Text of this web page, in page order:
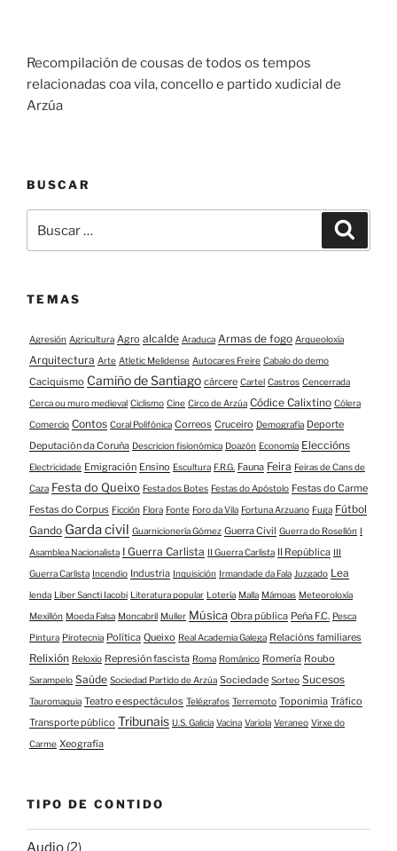
Recompilación de cousas de todos os tempos
relacionadas coa vila, concello e partido xudicial de
Arzúa
BUSCAR
TEMAS
Agresión Agricultura Agro alcalde Araduca Armas de fogo Arqueoloxía
Arquitectura Arte Atletic Melidense Autocares Freire Cabalo do demo
Caciquismo Camiño de Santiago cárcere Cartel Castros Cencerrada
Cerca ou muro medieval Ciclismo Cine Circo de Arzúa Códice Calixtino Cólera
Comercio Contos Coral Polifónica Correos Cruceiro Demografía Deporte
Deputación da Coruña Descricion fisionómica Doazón Economía Eleccións
Electricidade Emigración Ensino Escultura F.R.G. Fauna Feira Feiras de Cans de
Caza Festa do Queixo Festa dos Botes Festas do Apóstolo Festas do Carme
Festas do Corpus Ficción Flora Fonte Foro da Vila Fortuna Arzuano Fuga Fútbol
Gando Garda civil Guarnicionería Gómez Guerra Civil Guerra do Rosellón I
Asamblea Nacionalista I Guerra Carlista II Guerra Carlista II República III
Guerra Carlista Incendio Industria Inquisición Irmandade da Fala Juzgado Lea
lenda Liber Sancti Iacobi Literatura popular Lotería Malla Mámoas Meteoroloxía
Mexillón Moeda Falsa Moncabril Muller Música Obra pública Peña F.C. Pesca
Pintura Pirotecnia Política Queixo Real Academia Galega Relacións familiares
Relixión Reloxio Represión fascista Roma Románico Romería Roubo
Sarampelo Saúde Sociedad Partido de Arzúa Sociedade Sorteo Sucesos
Tauromaquia Teatro e espectáculos Telégrafos Terremoto Toponimia Tráfico
Transporte público Tribunais U.S. Galicia Vacina Variola Veraneo Virxe do
Carme Xeografía
TIPO DE CONTIDO
Audio (2)